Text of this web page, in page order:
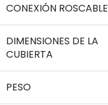
CONEXIÓN ROSCABLE
DIMENSIONES DE LA
CUBIERTA
PESO